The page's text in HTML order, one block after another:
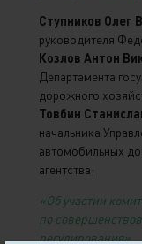
Ступников Олег
руководителя
Козлов Антон
Департамента
дорожного
Товбин
начальника
автомобильных
агентства;
«Об участии
по
регулирования»